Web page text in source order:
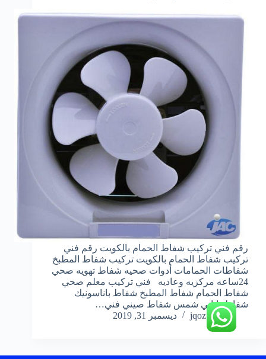
رقم فني تركيب شفاط الحمام بالكويت رقم فني
تركيب شفاط الحمام بالكويت تركيب شفاط المطبخ
شفاطات الحمامات أدوات صحيه شفاط تهويه صحي
24ساعه مركزيه وعاديه فني تركيب معلم صحي
شفاط الحمام شفاط المطبخ شفاط باناسونيك
شفاط ياباني شمس شفاط صيني فني…
jqoz51ek
ديسمبر 31, 2019